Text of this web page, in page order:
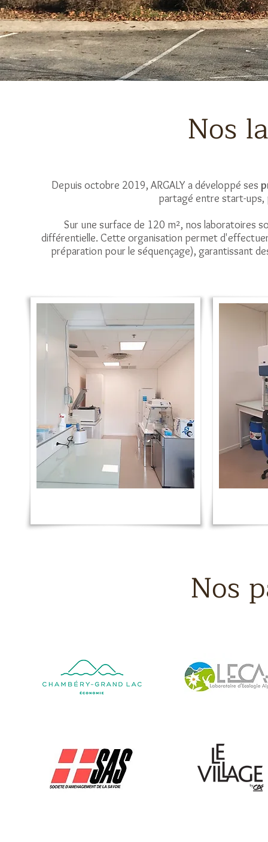
Nos
Depuis octobre 2019, ARGALY a développé ses
partagé entre start-
Sur une surface de 120 m², nos laboratoires
différentielle. Cette organisation permet
préparation pour le séquençage), garantissant
Nos